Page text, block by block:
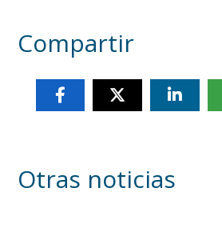
Compartir
Otras noticias